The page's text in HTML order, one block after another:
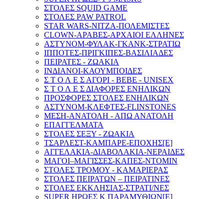
ΣΤΟΛΕΣ SQUID GAME
ΣΤΟΛΕΣ PAW PATROL
STAR WARS-ΝΙΤΖΑ-ΠΟΛΕΜΙΣΤΕΣ
CLOWN-ΑΡΑΒΕΣ-ΑΡΧΑΙΟΙ ΕΛΛΗΝΕΣ
ΑΣΤΥΝΟΜ-ΦΥΛΑΚ-ΓΚΑΝΚ-ΣΤΡΑΤΙΩ
ΙΠΠΟΤΕΣ-ΠΡΙΓΚΙΠΕΣ-ΒΑΣΙΛΙΑΔΕΣ
ΠΕΙΡΑΤΕΣ - ΖΩΑΚΙΑ
ΙΝΔΙΑΝΟΙ-ΚΑΟΥΜΠΟΙΔΕΣ
Σ Τ Ο Λ Ε Σ ΑΓΟΡΙ - BEBE - UNISEX
Σ Τ Ο Λ Ε Σ ΔΙΑΦΟΡΕΣ ΕΝΗΛΙΚΩΝ
ΠΡΟΣΦΟΡΕΣ ΣΤΟΛΕΣ ΕΝΗΛΙΚΩΝ
ΑΣΤΥΝΟΜ-ΚΛΕΦΤΕΣ-FLINSTONES
ΜΕΣΗ-ΑΝΑΤΟΛΗ - ΑΠΩ ΑΝΑΤΟΛΗ
ΕΠΑΓΓΕΛΜΑΤΑ
ΣΤΟΛΕΣ ΣΕΞΥ - ΖΩΑΚΙΑ
ΤΣΑΡΛΕΣΤ-ΚΑΜΠΑΡE-ΕΠΟΧΗΣ[E]
ΑΓΓΕΛΑΚΙΑ-ΔΙΑΒΟΛΑΚΙΑ-ΝΕΡΑΙΔΕΣ
ΜΑΓΟΙ–ΜΑΓΙΣΣΕΣ-ΚΑΠΕΣ-ΝΤΟΜΙΝ
ΣΤΟΛΕΣ ΤΡΟΜΟΥ - ΚΑΜΑΡΙΕΡΑΣ
ΣΤΟΛΕΣ ΠΕΙΡΑΤΩΝ – ΠΕΙΡΑΤΙΝΕΣ
ΣΤΟΛΕΣ ΕΚΚΛΗΣΙΑΣ-ΣΤΡΑΤΙ/ΝΕΣ
SUPER ΗΡΩΕΣ Κ ΠΑΡΑΜΥΘΙΩΝ[E]